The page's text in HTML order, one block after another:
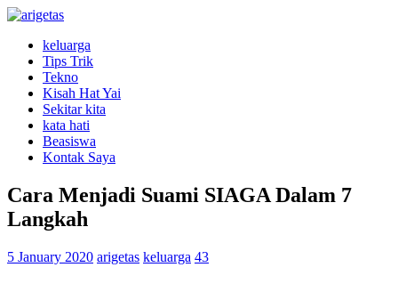
keluarga
Tips Trik
Tekno
Kisah Hat Yai
Sekitar kita
kata hati
Beasiswa
Kontak Saya
Cara Menjadi Suami SIAGA Dalam 7
Langkah
5 January 2020 arigetas keluarga 43